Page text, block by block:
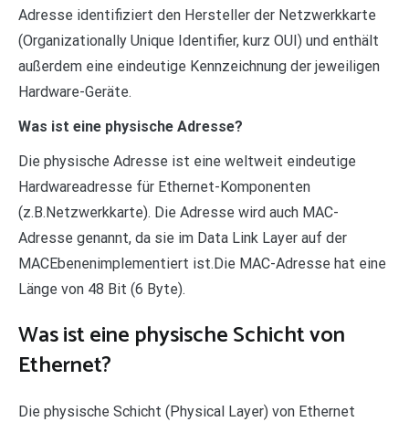
Adresse identifiziert den Hersteller der Netzwerkkarte
(Organizationally Unique Identifier, kurz OUI) und enthält
außerdem eine eindeutige Kennzeichnung der jeweiligen
Hardware-Geräte.
Was ist eine physische Adresse?
Die physische Adresse ist eine weltweit eindeutige
Hardwareadresse für Ethernet-Komponenten
(z.B.Netzwerkkarte). Die Adresse wird auch MAC-
Adresse genannt, da sie im Data Link Layer auf der
MACEbenenimplementiert ist.Die MAC-Adresse hat eine
Länge von 48 Bit (6 Byte).
Was ist eine physische Schicht von
Ethernet?
Die physische Schicht (Physical Layer) von Ethernet